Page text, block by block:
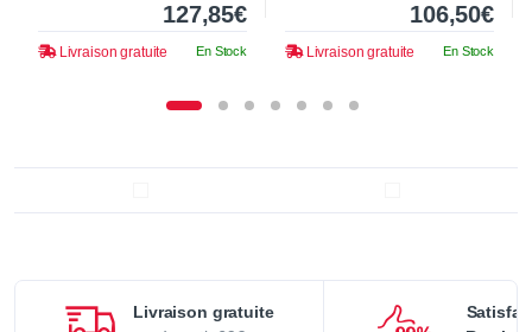
127,85€
Livraison gratuite En Stock
106,50€
Livraison gratuite En Stock
Livraison gratuite